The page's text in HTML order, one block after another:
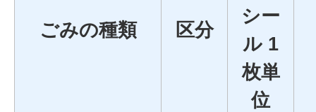
ごみの種類 区分
シー
ル 1
枚単
位